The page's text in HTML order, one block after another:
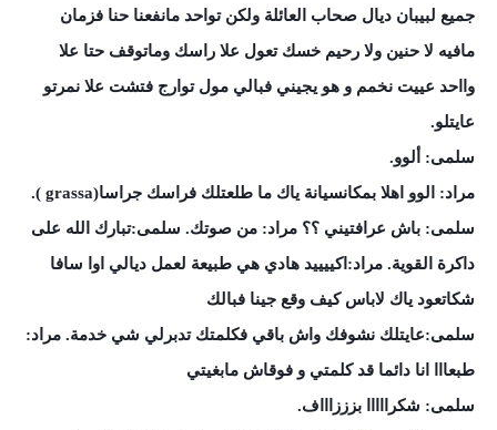
جميع لبيبان ديال صحاب العائلة ولكن تواحد مانفعنا حنا فزمان
مافيه لا حنين ولا رحيم خسك تعول علا راسك وماتوقف حتا علا
وااحد عييت نخمم و هو يجيني فبالي مول توارج فتشت علا نمرتو
عايتلو.
سلمى: ألوو.
مراد: الوو اهلا بمكانسيانة ياك ما طلعتلك فراسك جراسا(grassa ).
سلمى: باش عرافتيني ؟؟ مراد: من صوتك. سلمى:تبارك الله على
داكرة القوية. مراد:اكييييد هادي هي طبيعة لعمل ديالي اوا سافا
شكاتعود ياك لاباس كيف وقع جينا فبالك
سلمى:عايتلك نشوفك واش باقي فكلمتك تدبرلي شي خدمة. مراد:
طبعااا انا دائما قد كلمتي و فوقاش مابغيتي
سلمى: شكرااااا بزززاااف.